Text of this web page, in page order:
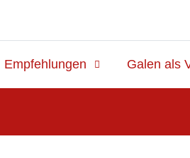
Empfehlungen Galen als